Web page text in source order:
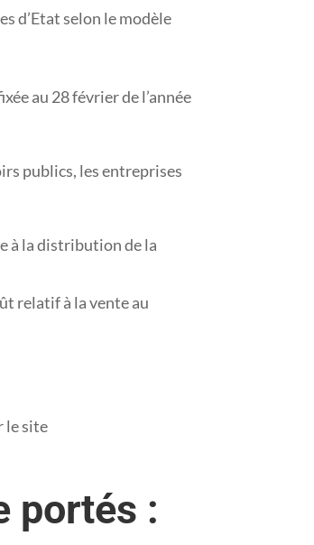
d’Etat selon le modèle
au 28 février de l’année
publics, les entreprises
à la distribution de la
relatif à la vente au
le site
portés :